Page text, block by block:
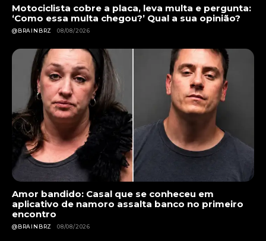
Motociclista cobre a placa, leva multa e pergunta:
‘Como essa multa chegou?’ Qual a sua opinião?
@BRAINBRZ 08/08/2026
Amor bandido: Casal que se conheceu em
aplicativo de namoro assalta banco no primeiro
encontro
@BRAINBRZ 08/08/2026